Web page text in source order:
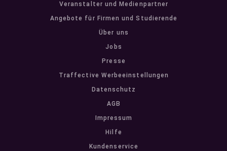
Veranstalter und Medienpartner
Angebote für Firmen und Studierende
Über uns
Jobs
Presse
Traffective Werbeeinstellungen
Datenschutz
AGB
Impressum
Hilfe
Kundenservice